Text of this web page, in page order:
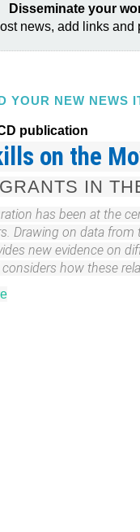
Disseminate your
news, add links
YOUR NEW NEWS
publication
on the
IN
has been at the
Drawing on data from
new evidence on
how these